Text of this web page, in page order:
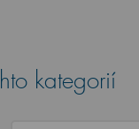
kategorií